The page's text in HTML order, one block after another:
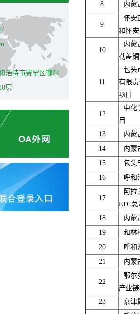
浩特市赛罕区鄂尔
层
8
内蒙
9
怀安
和怀
10
内蒙
勒盖
11
包头
有限
项目
12
中化
目
13
内蒙
14
内蒙
15
包头
16
呼和
17
阿拉
EPC
18
内蒙
19
和林
20
呼和
21
内蒙
22
鄂尔
产业
23
京津